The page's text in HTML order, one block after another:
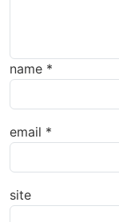
name *
email *
site